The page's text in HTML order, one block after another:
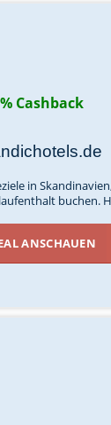
Cashback
in
buchen.
ANSCHAUEN